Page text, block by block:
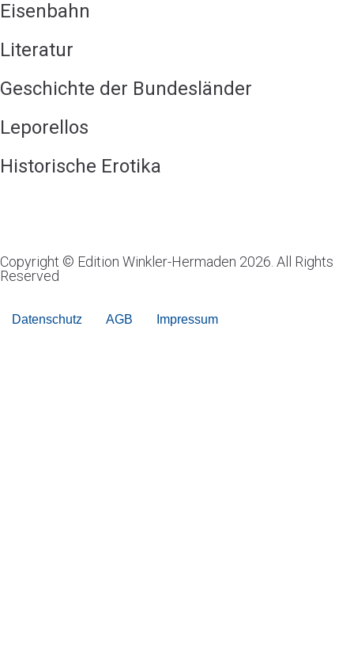
Eisenbahn
Literatur
Geschichte der Bundesländer
Leporellos
Historische Erotika
Copyright © Edition Winkler-Hermaden 2026. All Rights
Reserved
Datenschutz AGB Impressum